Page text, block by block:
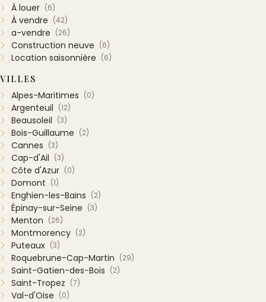
À louer (6)
À vendre (42)
a-vendre (26)
Construction neuve (6)
Location saisonnière (6)
VILLES
Alpes-Maritimes (0)
Argenteuil (12)
Beausoleil (3)
Bois-Guillaume (2)
Cannes (3)
Cap-d'Ail (3)
Côte d'Azur (0)
Domont (1)
Enghien-les-Bains (2)
Épinay-sur-Seine (3)
Menton (26)
Montmorency (2)
Puteaux (3)
Roquebrune-Cap-Martin (29)
Saint-Gatien-des-Bois (2)
Saint-Tropez (7)
Val-d'Oise (0)